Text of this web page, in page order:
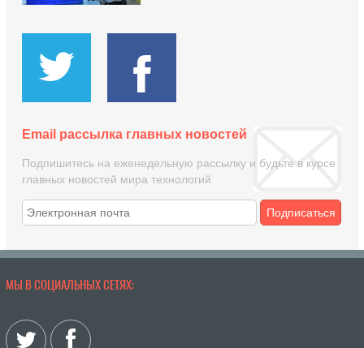
Email рассылка главных новостей
Подпишитесь на еженедельную рассылку и будьте в курсе
главных новостей мира технологий
Подписаться
МЫ В СОЦИАЛЬНЫХ СЕТЯХ: